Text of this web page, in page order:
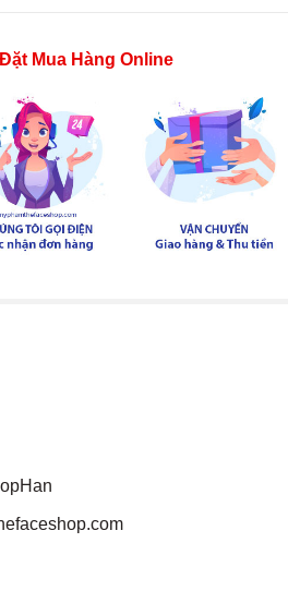
Mua Hàng Online